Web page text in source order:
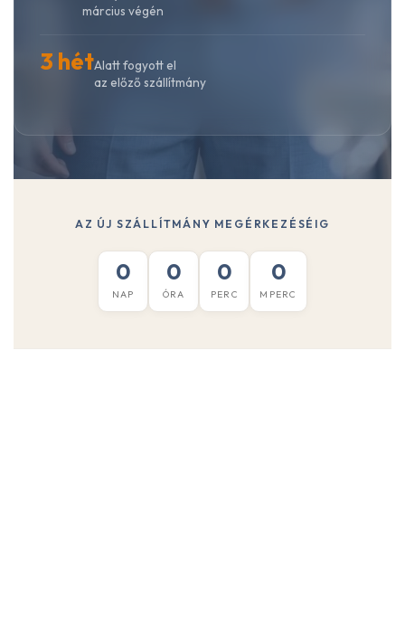
március végén
3 hétAlatt fogyott el
az előző szállítmány
AZ ÚJ SZÁLLÍTMÁNY MEGÉRKEZÉSÉIG
0
NAP
0
ÓRA
0
PERC
0
MPERC